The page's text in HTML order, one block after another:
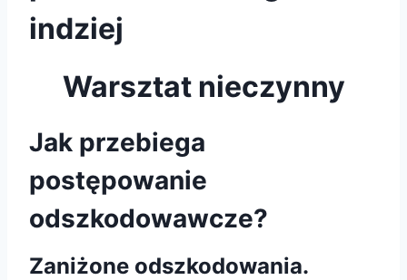
indziej
Warsztat nieczynny
Jak przebiega
postępowanie
odszkodowawcze?
Zaniżone odszkodowania.